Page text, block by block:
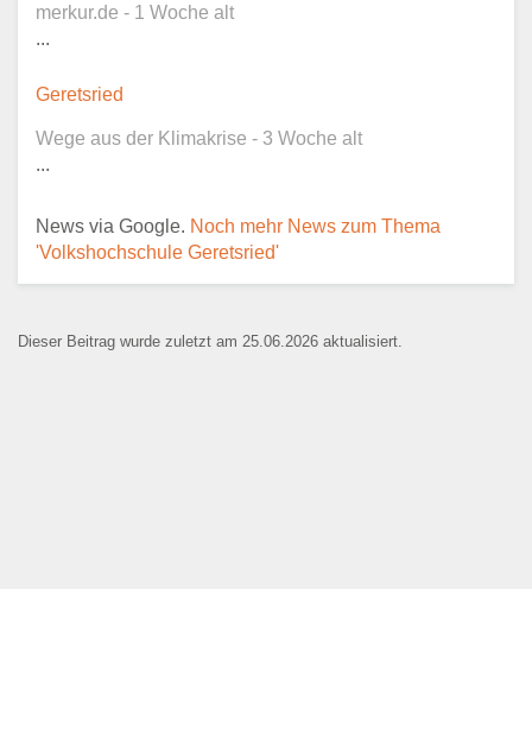
öffentlich sichtbar.
Ansprechpartner*
E-Mail*
merkur.de - 1 Woche alt
...
Geretsried
Wege aus der Klimakrise - 3 Woche alt
...
News via Google. Noch mehr News zum Thema
'Volkshochschule Geretsried'
Dieser Beitrag wurde zuletzt am 25.06.2026 aktualisiert.